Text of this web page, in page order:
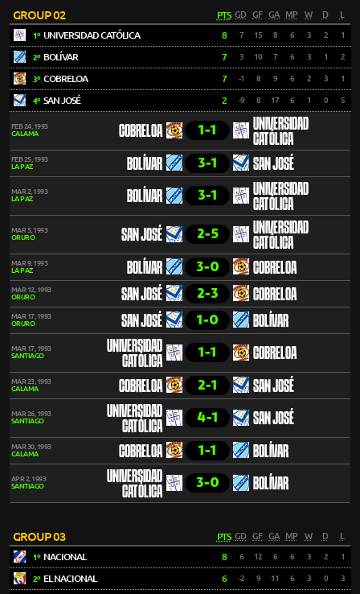
GROUP 02 PTS GD GF GA MP W D
1º UNIVERSIDAD CATÓLICA 8 7 15 8 6 3 2 1
2º BOLÍVAR 7 3 10 7 6 3 1 2
3º COBRELOA 7 -1 8 9 6 2 3 1
4º SAN JOSÉ 2 -9 8 17 6 1 0 5
FEB 24, 1993
CALAMA
COBRELOA 1-1
UNIVERSIDAD
CATÓLICA
FEB 25, 1993
LA PAZ
BOLÍVAR 3-1 SAN JOSÉ
MAR 2, 1993
LA PAZ
BOLÍVAR 3-1
UNIVERSIDAD
CATÓLICA
MAR 5, 1993
ORURO
SAN JOSÉ 2-5
UNIVERSIDAD
CATÓLICA
MAR 9, 1993
LA PAZ
BOLÍVAR 3-0 COBRELOA
MAR 12, 1993
ORURO
SAN JOSÉ 2-3 COBRELOA
MAR 17, 1993
ORURO
SAN JOSÉ 1-0 BOLÍVAR
MAR 17, 1993
SANTIAGO
UNIVERSIDAD
CATÓLICA
1-1 COBRELOA
MAR 23, 1993
CALAMA
COBRELOA 2-1 SAN JOSÉ
MAR 26, 1993
SANTIAGO
UNIVERSIDAD
CATÓLICA
4-1 SAN JOSÉ
MAR 30, 1993
CALAMA
COBRELOA 1-1 BOLÍVAR
APR 2, 1993
SANTIAGO
UNIVERSIDAD
CATÓLICA
3-0 BOLÍVAR
GROUP 03 PTS GD GF GA MP W D
1º NACIONAL 8 6 12 6 6 3 2 1
2º EL NACIONAL 6 -2 9 11 6 3 0 3